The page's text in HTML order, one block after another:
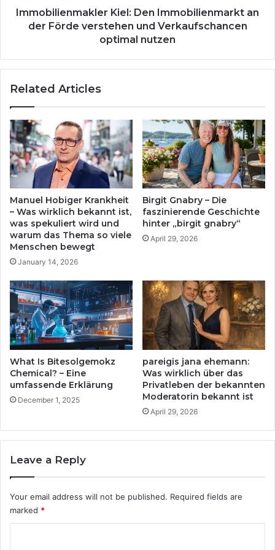
Verkaufschancen
optimal
Immobilienmakler Kiel: Den Immobilienmarkt an
der Förde verstehen und Verkaufschancen
optimal nutzen
Related Articles
Manuel Hobiger Krankheit
– Was wirklich bekannt ist,
was spekuliert wird und
warum das Thema so viele
Menschen bewegt
January 14, 2026
Birgit Gnabry – Die
faszinierende Geschichte
hinter „birgit gnabry“
April 29, 2026
What Is Bitesolgemokz
Chemical? – Eine
umfassende Erklärung
December 1, 2025
pareigis jana ehemann:
Was wirklich über das
Privatleben der bekannten
Moderatorin bekannt ist
April 29, 2026
Leave a Reply
Your email address will not be published. Required fields are
marked *